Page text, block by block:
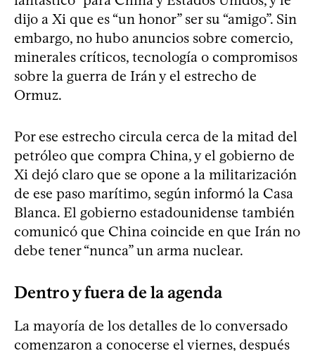
dijo a Xi que es “un honor” ser su “amigo”. Sin
embargo, no hubo anuncios sobre comercio,
minerales críticos, tecnología o compromisos
sobre la guerra de Irán y el estrecho de
Ormuz.
Por ese estrecho circula cerca de la mitad del
petróleo que compra China, y el gobierno de
Xi dejó claro que se opone a la militarización
de ese paso marítimo, según informó la Casa
Blanca. El gobierno estadounidense también
comunicó que China coincide en que Irán no
debe tener “nunca” un arma nuclear.
Dentro y fuera de la agenda
La mayoría de los detalles de lo conversado
comenzaron a conocerse el viernes, después